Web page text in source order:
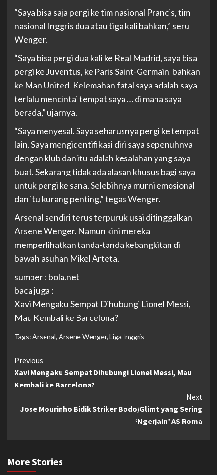
“Saya bisa saja pergi ke tim nasional Prancis, tim
nasional Inggris dua atau tiga kali bahkan,” seru
Wenger.
“Saya bisa pergi dua kali ke Real Madrid, saya bisa
pergi ke Juventus, ke Paris Saint-Germain, bahkan
ke Man United. Kelemahan fatal saya adalah saya
terlalu mencintai tempat saya … di mana saya
berada,” ujarnya.
“Saya menyesal. Saya seharusnya pergi ke tempat
lain. Saya mengidentifikasi diri saya sepenuhnya
dengan klub dan itu adalah kesalahan yang saya
buat. Sekarang tidak ada alasan khusus bagi saya
untuk pergi ke sana. Selebihnya murni emosional
dan itu kurang penting,” tegas Wenger.
Arsenal sendiri terus terpuruk usai ditinggalkan
Arsene Wenger. Namun kini mereka
memperlihatkan tanda-tanda kebangkitan di
bawah asuhan Mikel Arteta.
sumber : bola.net
baca juga :
Xavi Mengaku Sempat Dihubungi Lionel Messi,
Mau Kembali ke Barcelona?
Tags: Arsenal, Arsene Wenger, Liga Inggris
Continue
Reading
Previous
Xavi Mengaku Sempat Dihubungi Lionel Messi, Mau
Kembali ke Barcelona?
Next
Jose Mourinho Bidik Striker Bodo/Glimt yang Sering
‘Ngerjain’ AS Roma
More Stories